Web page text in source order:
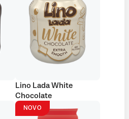
Lino Lada White
Chocolate
NOVO